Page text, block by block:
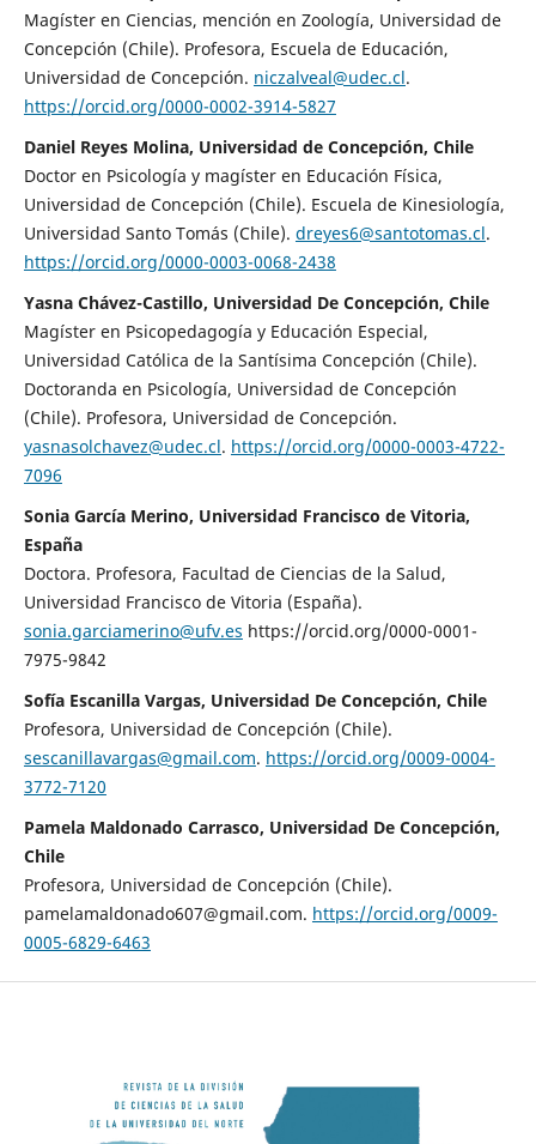
Magíster en Ciencias, mención en Zoología, Universidad de
Concepción (Chile). Profesora, Escuela de Educación,
Universidad de Concepción. niczalveal@udec.cl.
https://orcid.org/0000-0002-3914-5827
Daniel Reyes Molina, Universidad de Concepción, Chile
Doctor en Psicología y magíster en Educación Física,
Universidad de Concepción (Chile). Escuela de Kinesiología,
Universidad Santo Tomás (Chile). dreyes6@santotomas.cl.
https://orcid.org/0000-0003-0068-2438
Yasna Chávez-Castillo, Universidad De Concepción, Chile
Magíster en Psicopedagogía y Educación Especial,
Universidad Católica de la Santísima Concepción (Chile).
Doctoranda en Psicología, Universidad de Concepción
(Chile). Profesora, Universidad de Concepción.
yasnasolchavez@udec.cl. https://orcid.org/0000-0003-4722-
7096
Sonia García Merino, Universidad Francisco de Vitoria,
España
Doctora. Profesora, Facultad de Ciencias de la Salud,
Universidad Francisco de Vitoria (España).
sonia.garciamerino@ufv.es https://orcid.org/0000-0001-
7975-9842
Sofía Escanilla Vargas, Universidad De Concepción, Chile
Profesora, Universidad de Concepción (Chile).
sescanillavargas@gmail.com. https://orcid.org/0009-0004-
3772-7120
Pamela Maldonado Carrasco, Universidad De Concepción,
Chile
Profesora, Universidad de Concepción (Chile).
pamelamaldonado607@gmail.com. https://orcid.org/0009-
0005-6829-6463